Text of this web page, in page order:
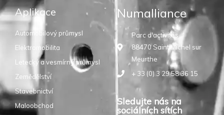
Aplikace
Automobilový průmysl
Elektromobilita
Letecký a vesmírný průmysl
Zemědělství
Stavebnictví
Maloobchod
Numalliance
Parc d'activités
88470 Saint Michel sur
Meurthe
+ 33 (0) 3 29 58 36 15
Sledujte nás na
sociálních sítích